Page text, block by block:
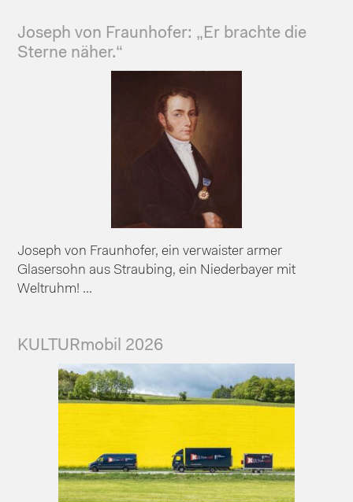
Joseph von Fraunhofer: „Er brachte die
Sterne näher.“
Joseph von Fraunhofer, ein verwaister armer
Glasersohn aus Straubing, ein Niederbayer mit
Weltruhm! ...
KULTURmobil 2026